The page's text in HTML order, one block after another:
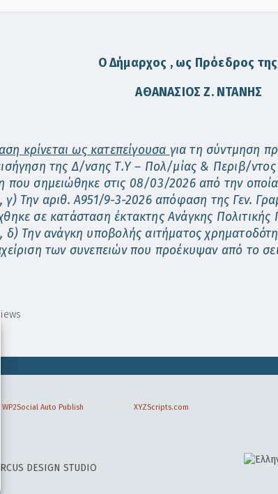
Ο Δήμαρχος , ως Πρόεδρος
ΑΘΑΝΑΣΙΟΣZ. ΝΤΑΝΗΣ
κρίνεται ως κατεπείγουσα για τη σύντμηση
της Δ/νσης Τ.Υ – Πολ/μίας & Περιβ/
που σημειώθηκε στις 08/03/2026 από την
γ) Την αριθ. Α951/9-3-2026 απόφαση της Γεν.
σε κατάσταση έκτακτης Ανάγκης
Την ανάγκη υποβολής αιτήματος
των συνεπειών που προέκυψαν από το
DESIGN STUDIO
WP2Social Auto Publish XYZScripts.com